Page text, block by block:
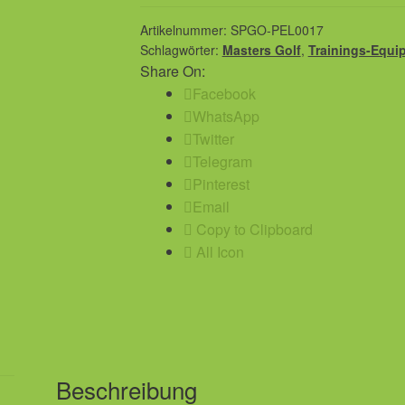
Net
Menge
Artikelnummer: SPGO-PEL0017
Schlagwörter: Masters Golf, Trainings-
Share On:
Facebook
WhatsApp
Twitter
Telegram
Pinterest
Email
Copy to Clipboard
All Icon
Beschreibung